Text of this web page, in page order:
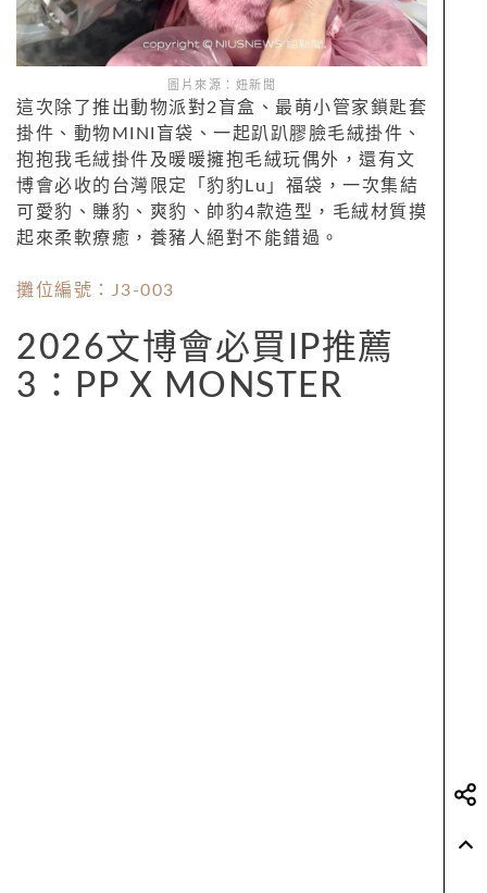
圖片來源：妞新聞
這次除了推出動物派對2盲盒、最萌小管家鎖匙套
掛件、動物MINI盲袋、一起趴趴膠臉毛絨掛件、
抱抱我毛絨掛件及暖暖擁抱毛絨玩偶外，還有文
博會必收的台灣限定「豹豹Lu」福袋，一次集結
可愛豹、賺豹、爽豹、帥豹4款造型，毛絨材質摸
起來柔軟療癒，養豬人絕對不能錯過。
攤位編號：J3-003
2026文博會必買IP推薦
3：PP X MONSTER